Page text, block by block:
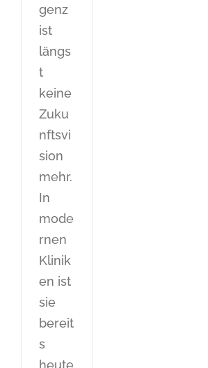
genz
ist
längs
t
keine
Zuku
nftsvi
sion
mehr.
In
mode
rnen
Klinik
en ist
sie
bereit
s
heute